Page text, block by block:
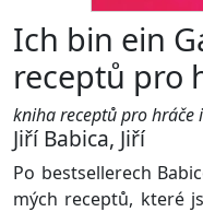
Ich bin ein
receptů pro
kniha receptů pro hráče
Jiří Babica, Jiří
Po bestsellerech
mých receptů, které